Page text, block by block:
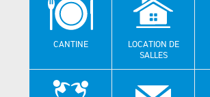
CANTINE
LOCATION DE
SALLES